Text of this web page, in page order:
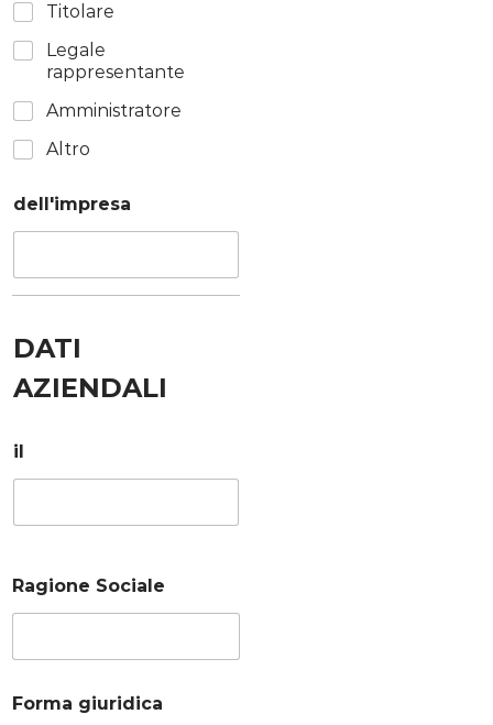
Titolare
Legale
rappresentante
Amministratore
Altro
dell'impresa
DATI
AZIENDALI
il
Ragione Sociale
Forma giuridica